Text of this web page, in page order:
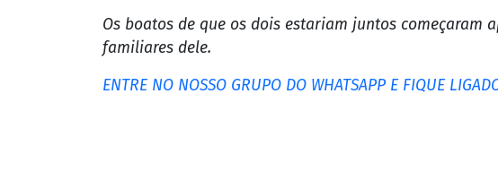
Os boatos de que os dois estariam juntos começaram
familiares dele.
ENTRE NO NOSSO GRUPO DO WHATSAPP E FIQUE